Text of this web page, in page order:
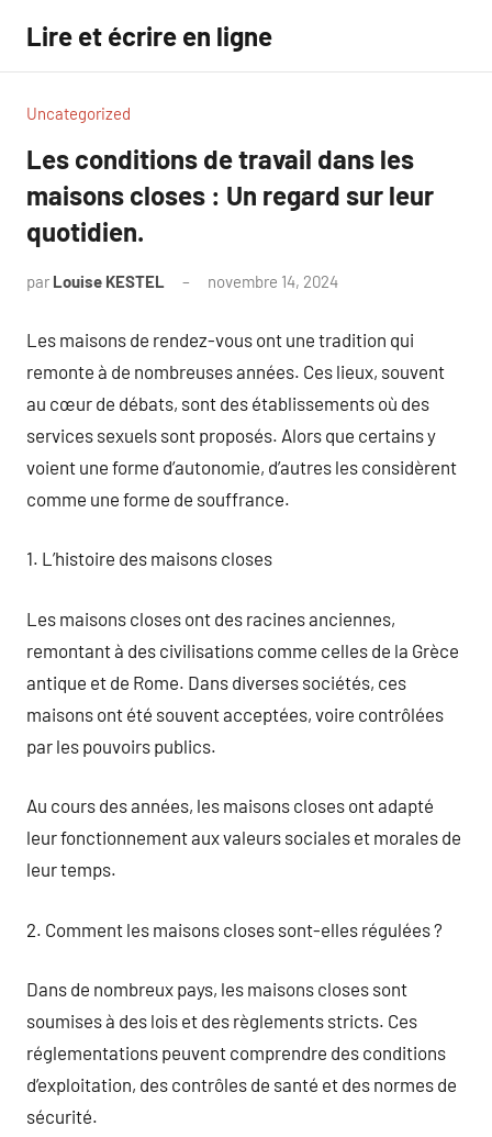
contenu
Lire et écrire en ligne
Uncategorized
Les conditions de travail dans les
maisons closes : Un regard sur leur
quotidien.
par Louise KESTEL novembre 14, 2024
Les maisons de rendez-vous ont une tradition qui
remonte à de nombreuses années. Ces lieux, souvent
au cœur de débats, sont des établissements où des
services sexuels sont proposés. Alors que certains y
voient une forme d’autonomie, d’autres les considèrent
comme une forme de souffrance.
1. L’histoire des maisons closes
Les maisons closes ont des racines anciennes,
remontant à des civilisations comme celles de la Grèce
antique et de Rome. Dans diverses sociétés, ces
maisons ont été souvent acceptées, voire contrôlées
par les pouvoirs publics.
Au cours des années, les maisons closes ont adapté
leur fonctionnement aux valeurs sociales et morales de
leur temps.
2. Comment les maisons closes sont-elles régulées ?
Dans de nombreux pays, les maisons closes sont
soumises à des lois et des règlements stricts. Ces
réglementations peuvent comprendre des conditions
d’exploitation, des contrôles de santé et des normes de
sécurité.